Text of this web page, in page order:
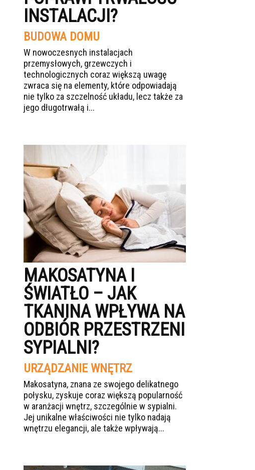
INSTALACJI?
BUDOWA DOMU
W nowoczesnych instalacjach
przemysłowych, grzewczych i
technologicznych coraz większą uwagę
zwraca się na elementy, które odpowiadają
nie tylko za szczelność układu, lecz także za
jego długotrwałą i...
MAKOSATYNA I
ŚWIATŁO – JAK
TKANINA WPŁYWA NA
ODBIÓR PRZESTRZENI
SYPIALNI?
URZĄDZANIE WNĘTRZ
Makosatyna, znana ze swojego delikatnego
połysku, zyskuje coraz większą popularność
w aranżacji wnętrz, szczególnie w sypialni.
Jej unikalne właściwości nie tylko nadają
wnętrzu elegancji, ale także wpływają...